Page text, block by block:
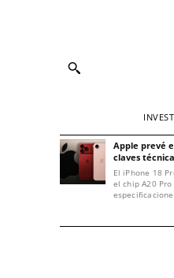
Apple prevé
claves
El iPhone 18
el chip A20